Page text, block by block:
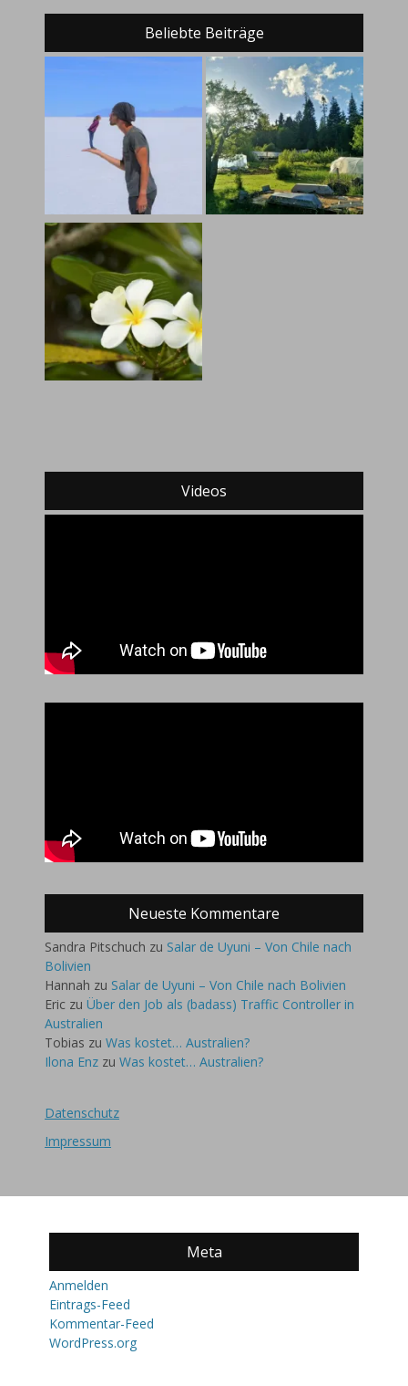
Beliebte Beiträge
Videos
Neueste Kommentare
Sandra Pitschuch zu Salar de Uyuni – Von Chile nach
Bolivien
Hannah zu Salar de Uyuni – Von Chile nach Bolivien
Eric zu Über den Job als (badass) Traffic Controller in
Australien
Tobias zu Was kostet… Australien?
Ilona Enz zu Was kostet… Australien?
Datenschutz
Impressum
Meta
Anmelden
Eintrags-Feed
Kommentar-Feed
WordPress.org